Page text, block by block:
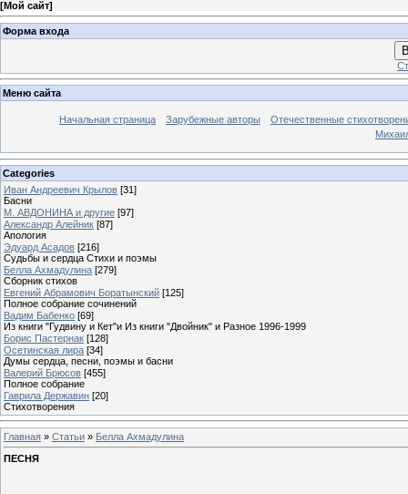
[Мой сайт]
Форма входа
Меню сайта
Начальная страница Зарубежные авторы
Отечественные
Categories
Иван Андреевич Крылов [31]
Басни
М. АВДОНИНА и другие [97]
Александр Алейник [87]
Апология
Эдуард Асадов [216]
Судьбы и сердца Стихи и поэмы
Белла Ахмадулина [279]
Сборник стихов
Евгений Абрамович Боратынский [125]
Полное собрание сочинений
Вадим Бабенко [69]
Из книги "Гудвину и Кет"и Из книги "Двойник" и Разное 1996-1999
Борис Пастернак [128]
Осетинская лира [34]
Думы сердца, песни, поэмы и басни
Валерий Брюсов [455]
Полное собрание
Гаврила Державин [20]
Стихотворения
Главная » Статьи » Белла Ахмадулина
ПЕСНЯ